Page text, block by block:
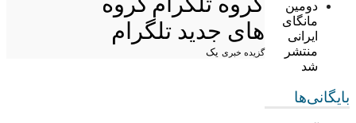
دومین
مانگای
ایرانی
منتشر
شد
بایگانی‌ها
های جدید تلگرام
گزیده خبری یک